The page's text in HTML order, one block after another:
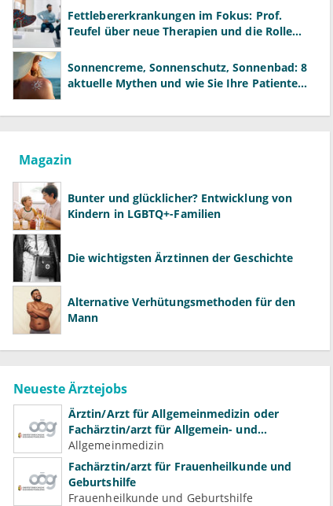
Fettlebererkrankungen im Fokus: Prof.
Teufel über neue Therapien und die Rolle
Sonnencreme, Sonnenschutz, Sonnenbad: 8
aktuelle Mythen und wie Sie Ihre Patienten
Magazin
Bunter und glücklicher? Entwicklung von
Kindern in LGBTQ+-Familien
Die wichtigsten Ärztinnen der Geschichte
Alternative Verhütungsmethoden für den
Mann
Neueste Ärztejobs
Ärztin/Arzt für Allgemeinmedizin oder
Fachärztin/arzt für Allgemein- und
Familienmedizin für Psychiatrie und
Psychotherapeutische Medizin
Allgemeinmedizin
Fachärztin/arzt für Frauenheilkunde und
Geburtshilfe
Frauenheilkunde und Geburtshilfe